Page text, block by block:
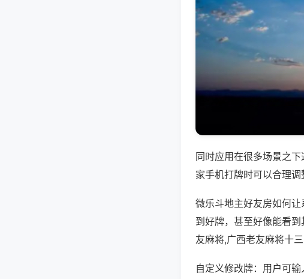
同时应用在很多场景之
家手机打牌时可以合理调
微乐斗地主好友房如何
到好牌，甚至好像能看
友麻将,广西老友麻将十
自定义修改牌：用户可